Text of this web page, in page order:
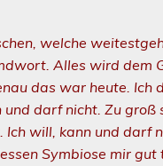
welche
Alles wird dem
das war heute. Ich
und darf nicht. Zu
Ich will, kann und darf
Symbiose mir